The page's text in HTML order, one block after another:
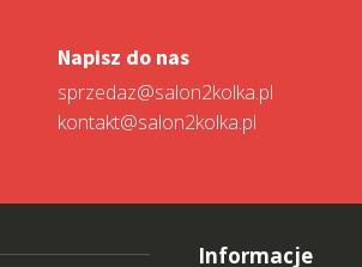
Napisz do nas
sprzedaz@salon2kolka.pl
kontakt@salon2kolka.pl
Informacje